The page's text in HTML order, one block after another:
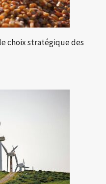
choix stratégique des